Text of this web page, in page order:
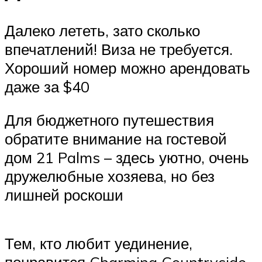
Далеко лететь, зато сколько
впечатлений! Виза не требуется.
Хороший номер можно арендовать
даже за $40
Для бюджетного путешествия
обратите внимание на гостевой
дом 21 Palms – здесь уютно, очень
дружелюбные хозяева, но без
лишней роскоши
Тем, кто любит уединение,